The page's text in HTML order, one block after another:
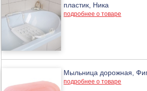
пластик, Ника
подробнее о товаре
Мыльница дорожная,
подробнее о товаре